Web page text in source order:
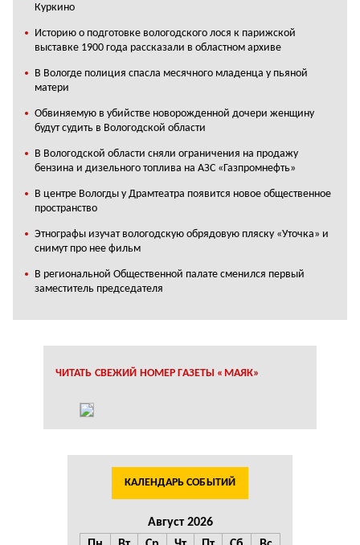
Куркино
Историю о подготовке вологодского лося к парижской
выставке 1900 года рассказали в областном архиве
В Вологде полиция спасла месячного младенца у пьяной
матери
Обвиняемую в убийстве новорожденной дочери женщину
будут судить в Вологодской области
В Вологодской области сняли ограничения на продажу
бензина и дизельного топлива на АЗС «Газпромнефть»
В центре Вологды у Драмтеатра появится новое общественное
пространство
Этнографы изучат вологодскую обрядовую пляску «Уточка» и
снимут про нее фильм
В региональной Общественной палате сменился первый
заместитель председателя
ЧИТАТЬ СВЕЖИЙ НОМЕР ГАЗЕТЫ «МАЯК»
КАЛЕНДАРЬ СОБЫТИЙ
Август 2026